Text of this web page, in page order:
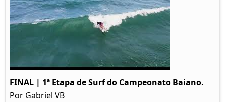
FINAL | 1ª Etapa de Surf do Campeonato Baiano.
Por Gabriel VB